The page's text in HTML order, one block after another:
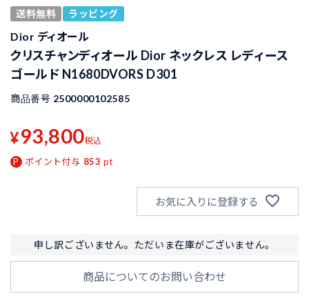
送料無料 ラッピング
Dior ディオール
クリスチャンディオール Dior ネックレス レディース
ゴールド N1680DVORS D301
商品番号 2500000102585
¥93,800税込
ポイント付与 853 pt
お気に入りに登録する
申し訳ございません。ただいま在庫がございません。
商品についてのお問い合わせ